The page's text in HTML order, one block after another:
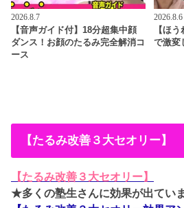
2026.8.7
【音声ガイド付】18分超集中顔
ダンス！お顔のたるみ完全解消コ
ース
2026.8.6
【ほ
で激変
【たるみ改善３大セオリー】
【たるみ改善３大セオリー】
★多くの塾生さんに効果が出てい